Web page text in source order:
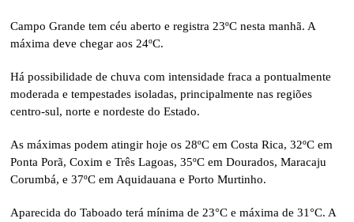
Campo Grande tem céu aberto e registra 23ºC nesta manhã. A
máxima deve chegar aos 24ºC.
Há possibilidade de chuva com intensidade fraca a pontualmente
moderada e tempestades isoladas, principalmente nas regiões
centro-sul, norte e nordeste do Estado.
As máximas podem atingir hoje os 28ºC em Costa Rica, 32ºC em
Ponta Porã, Coxim e Três Lagoas, 35ºC em Dourados, Maracaju
Corumbá, e 37ºC em Aquidauana e Porto Murtinho.
Aparecida do Taboado terá mínima de 23°C e máxima de 31°C. A